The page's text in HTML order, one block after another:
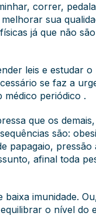
correr,
sua
já que não
leis e estudar
se faz a
médico periódico .
que os
são:
papagaio,
afinal toda
imunidade.
o nível do